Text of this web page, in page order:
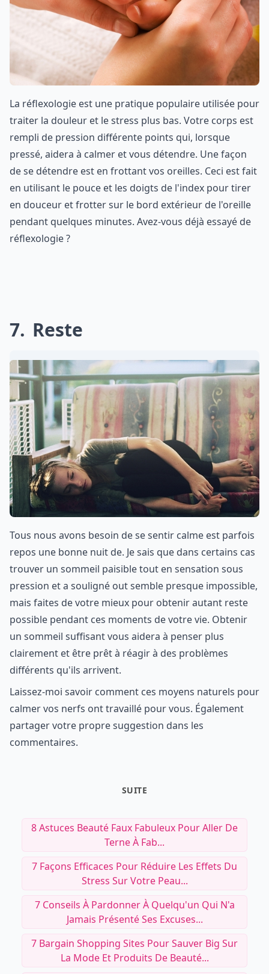
La réflexologie est une pratique populaire utilisée pour
traiter la douleur et le stress plus bas. Votre corps est
rempli de pression différente points qui, lorsque
pressé, aidera à calmer et vous détendre. Une façon
de se détendre est en frottant vos oreilles. Ceci est fait
en utilisant le pouce et les doigts de l'index pour tirer
en douceur et frotter sur le bord extérieur de l'oreille
pendant quelques minutes. Avez-vous déjà essayé de
réflexologie ?
7 Reste
Tous nous avons besoin de se sentir calme est parfois
repos une bonne nuit de. Je sais que dans certains cas
trouver un sommeil paisible tout en sensation sous
pression et a souligné out semble presque impossible,
mais faites de votre mieux pour obtenir autant reste
possible pendant ces moments de votre vie. Obtenir
un sommeil suffisant vous aidera à penser plus
clairement et être prêt à réagir à des problèmes
différents qu'ils arrivent.
Laissez-moi savoir comment ces moyens naturels pour
calmer vos nerfs ont travaillé pour vous. Également
partager votre propre suggestion dans les
commentaires.
SUITE
8 Astuces Beauté Faux Fabuleux Pour Aller De
Terne À Fab...
7 Façons Efficaces Pour Réduire Les Effets Du
Stress Sur Votre Peau...
7 Conseils À Pardonner À Quelqu'un Qui N'a
Jamais Présenté Ses Excuses...
7 Bargain Shopping Sites Pour Sauver Big Sur
La Mode Et Produits De Beauté...